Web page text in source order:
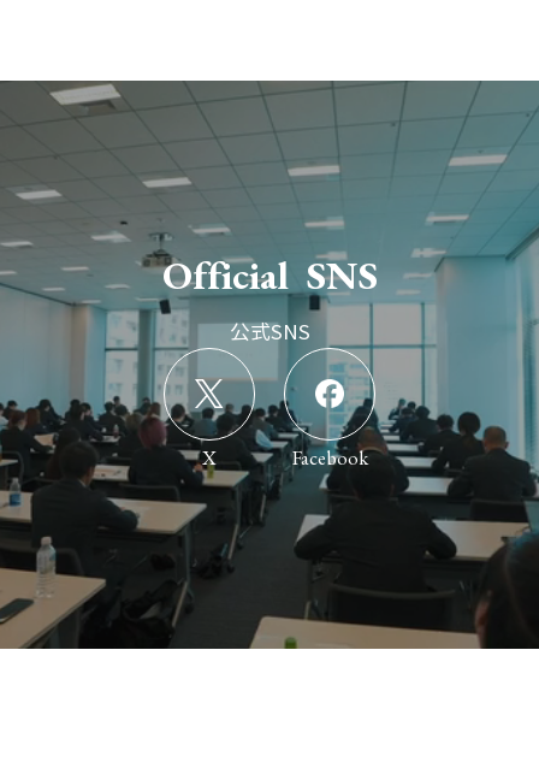
Official SNS
公式SNS
X Facebook